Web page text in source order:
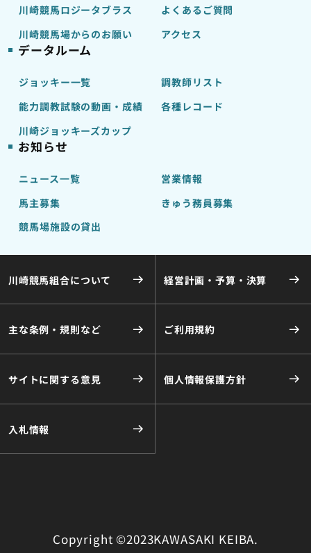
川崎競馬ロジータブラス
よくあるご質問
川崎競馬場からのお願い
アクセス
データルーム
ジョッキー一覧
調教師リスト
能力調教試験の動画・成績
各種レコード
川崎ジョッキーズカップ
お知らせ
ニュース一覧
営業情報
馬主募集
きゅう務員募集
競馬場施設の貸出
川崎競馬組合について 経営計画・予算・決算
主な条例・規則など ご利用規約
サイトに関する意見 個人情報保護方針
入札情報
Copyright ©2023KAWASAKI KEIBA.